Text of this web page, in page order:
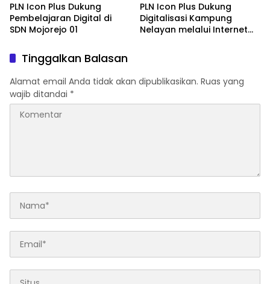
PLN Icon Plus Dukung
Pembelajaran Digital di
SDN Mojorejo 01
PLN Icon Plus Dukung
Digitalisasi Kampung
Nelayan melalui Internet
Tinggalkan Balasan
Alamat email Anda tidak akan dipublikasikan. Ruas yang
wajib ditandai *